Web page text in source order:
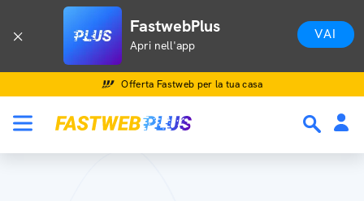
FastwebPlus
Apri nell'app
VAI
Offerta Fastweb per la tua casa